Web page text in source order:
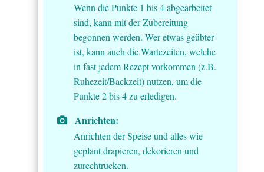
Wenn die Punkte 1 bis 4 abgearbeitet
sind, kann mit der Zubereitung
begonnen werden. Wer etwas geübter
ist, kann auch die Wartezeiten, welche
in fast jedem Rezept vorkommen (z.B.
Ruhezeit/Backzeit) nutzen, um die
Punkte 2 bis 4 zu erledigen.
Anrichten:
Anrichten der Speise und alles wie
geplant drapieren, dekorieren und
zurechtrücken.